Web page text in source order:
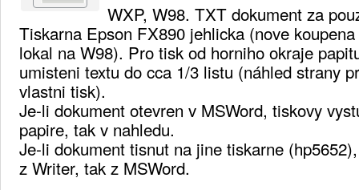
WXP, W98. TXT dokument za
Tiskarna Epson FX890 jehlicka (nove
lokal na W98). Pro tisk od horniho okraje
umisteni textu do cca 1/3 listu (náhled strany
vlastni tisk).
Je-li dokument otevren v MSWord, tiskovy
papire, tak v nahledu.
Je-li dokument tisnut na jine tiskarne
z Writer, tak z MSWord.